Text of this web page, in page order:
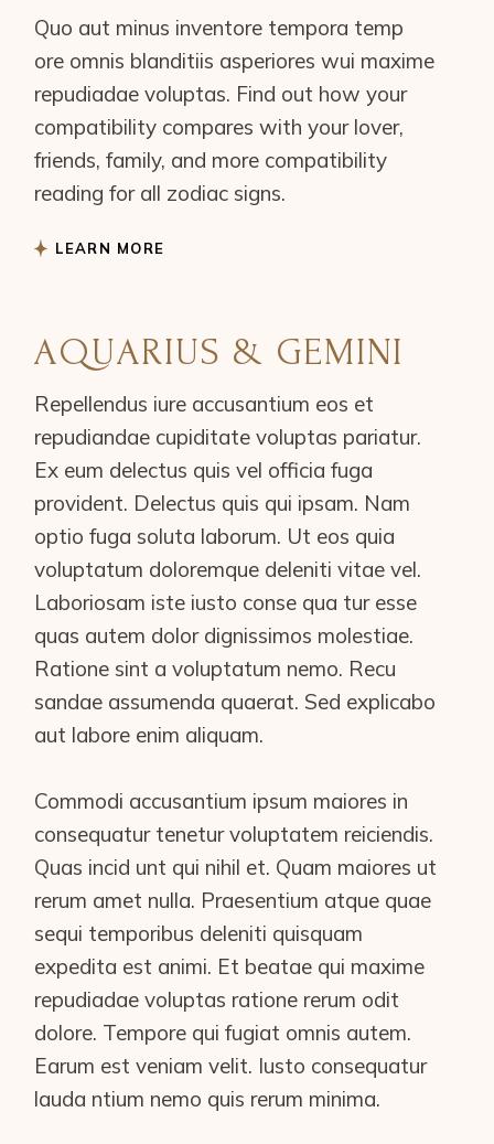
Quo aut minus inventore tempora temp
ore omnis blanditiis asperiores wui maxime
repudiadae voluptas. Find out how your
compatibility compares with your lover,
friends, family, and more compatibility
reading for all zodiac signs.
LEARN MORE
AQUARIUS & GEMINI
Repellendus iure accusantium eos et
repudiandae cupiditate voluptas pariatur.
Ex eum delectus quis vel officia fuga
provident. Delectus quis qui ipsam. Nam
optio fuga soluta laborum. Ut eos quia
voluptatum doloremque deleniti vitae vel.
Laboriosam iste iusto conse qua tur esse
quas autem dolor dignissimos molestiae.
Ratione sint a voluptatum nemo. Recu
sandae assumenda quaerat. Sed explicabo
aut labore enim aliquam.
Commodi accusantium ipsum maiores in
consequatur tenetur voluptatem reiciendis.
Quas incid unt qui nihil et. Quam maiores ut
rerum amet nulla. Praesentium atque quae
sequi temporibus deleniti quisquam
expedita est animi. Et beatae qui maxime
repudiadae voluptas ratione rerum odit
dolore. Tempore qui fugiat omnis autem.
Earum est veniam velit. Iusto consequatur
lauda ntium nemo quis rerum minima.